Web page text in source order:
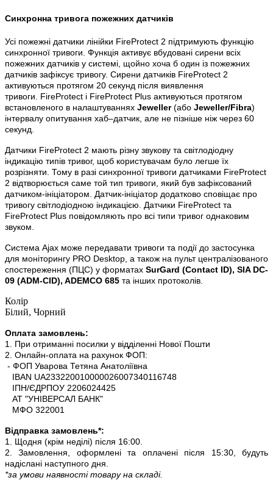
Синхронна тривога пожежних датчиків
Усі пожежні датчики лінійки FireProtect 2 підтримують функцію
синхронної тривоги. Функція активує вбудовані сирени всіх
пожежних датчиків у системі, щойно хоча б один із пожежних
датчиків зафіксує тривогу. Сирени датчиків FireProtect 2
активуються протягом 20 секунд після виявлення
тривоги. FireProtect і FireProtect Plus активуються протягом
встановленого в налаштуваннях Jeweller(або Jeweller/Fibra)
інтервалу опитування хаб–датчик, але не пізніше ніж через 60
секунд.
Датчики FireProtect 2 мають різну звукову та світлодіодну
індикацію типів тривог, щоб користувачам було легше їх
розрізняти. Тому в разі синхронної тривоги датчиками FireProtect
2 відтворюється саме той тип тривоги, який був зафіксований
датчиком-ініціатором. Датчик-ініціатор додатково сповіщає про
тривогу світлодіодною індикацією. Датчики FireProtect та
FireProtect Plus повідомляють про всі типи тривог однаковим
звуком.
Система Ajax може передавати тривоги та події до застосунка
для моніторингу PRO Desktop, а також на пульт централізованого
спостереження (ПЦС) у форматах SurGard (Contact ID), SIA DC-
09 (ADM-CID), ADEMCO 685 та інших протоколів.
Колір
Білий, Чорний
Оплата замовлень:
1. При отриманні посилки у відділенні Нової Пошти
2. Онлайн-оплата на рахунок ФОП:
- ФОП Уварова Тетяна Анатоліївна
IBAN UA233220010000026007340116748
ІПН/ЄДРПОУ 2206024425
АТ "УНІВЕРСАЛ БАНК"
МФО 322001
Відправка замовлень*:
1. Щодня (крім неділі) після 16:00.
2. Замовлення, оформлені та оплачені після 15:30, будуть
надіслані наступного дня.
*за умови наявності товару на складі.